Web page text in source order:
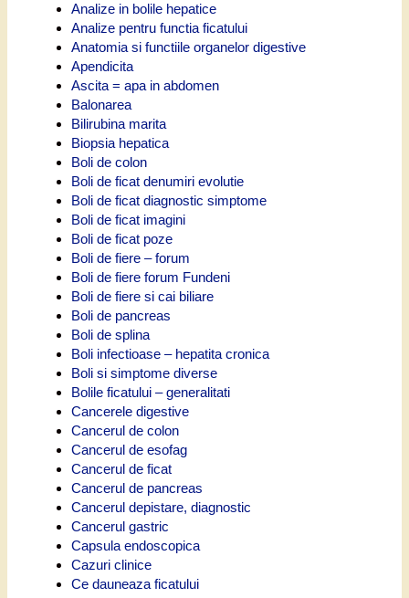
Analize in bolile hepatice
Analize pentru functia ficatului
Anatomia si functiile organelor digestive
Apendicita
Ascita = apa in abdomen
Balonarea
Bilirubina marita
Biopsia hepatica
Boli de colon
Boli de ficat denumiri evolutie
Boli de ficat diagnostic simptome
Boli de ficat imagini
Boli de ficat poze
Boli de fiere – forum
Boli de fiere forum Fundeni
Boli de fiere si cai biliare
Boli de pancreas
Boli de splina
Boli infectioase – hepatita cronica
Boli si simptome diverse
Bolile ficatului – generalitati
Cancerele digestive
Cancerul de colon
Cancerul de esofag
Cancerul de ficat
Cancerul de pancreas
Cancerul depistare, diagnostic
Cancerul gastric
Capsula endoscopica
Cazuri clinice
Ce dauneaza ficatului